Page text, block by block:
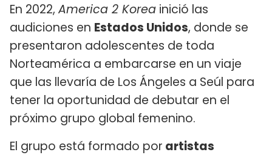
En 2022,America 2 Korea inició las
audiciones en Estados Unidos, donde se
presentaron adolescentes de toda
Norteamérica a embarcarse en un viaje
que las llevaría de Los Ángeles a Seúl para
tener la oportunidad de debutar en el
próximo grupo global femenino.
El grupo está formado por artistas